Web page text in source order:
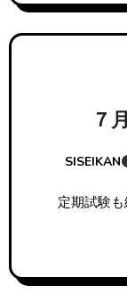
７
SISEIKAN
定期試験も終わって、今日は終業式でした。 校